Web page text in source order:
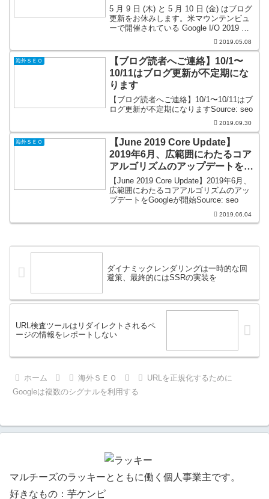
5 月 9 日 (木) と 5 月 10 日 (金) はブログ
更新をお休みします。米マウンテンビュ
ーで開催されている Google I/O 2019 に
参加中です。投稿 【ブログ読者へご連
絡】5/9〜5/10 はブログ更新をお休みしま
す は...
2019.05.08
海外ＳＥＯ
【ブログ読者へご連絡】10/1〜
10/11はブログ更新が不定期にな
ります
【ブログ読者へご連絡】10/1〜10/11はブ
ログ更新が不定期になりますSource: seo
2019.09.30
海外ＳＥＯ
【June 2019 Core Update】
2019年6月、広範囲にわたるコア
アルゴリズムのアップデートを
Googleが開始
【June 2019 Core Update】2019年6月、
広範囲にわたるコアアルゴリズムのアッ
プデートをGoogleが開始Source: seo
2019.06.04
ダイナミックレンダリングは一時的な回
避策、最終的にはSSRの実装を
URL検査ツールはリダイレクトされるペ
ージの情報をレポートしない
ホーム 海外ＳＥＯ
URLを正規化するために
Googleは複数のシグナルを利用する
マルチーズのラッキーとともに働く個人事業主です。
好きなもの：芋ケンピ